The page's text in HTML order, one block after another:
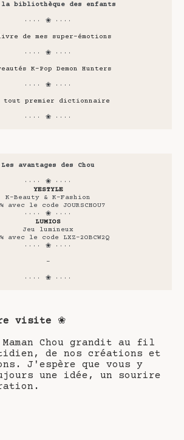
la bibliothèque des enfants
···· ❀ ····
de mes super-émotions
···· ❀ ····
K-Pop Demon Hunters
···· ❀ ····
tout premier dictionnaire
···· ❀ ····
Les avantages des Chou
···· ❀ ····
YESTYLE
K-Beauty & K-Fashion
avec le code JOURSCHOU7
···· ❀ ····
LUMIOS
Jeu lumineux
avec le code LXZ-2OBCW2Q
···· ❀ ····
-
···· ❀ ····
visite ❀
Chou grandit au fil
de nos créations et
J'espère que vous y
une idée, un sourire